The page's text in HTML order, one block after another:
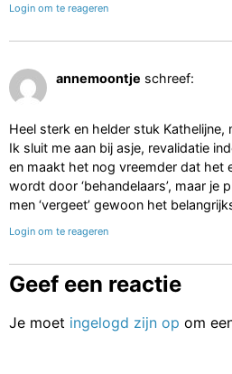
Login om te reageren
annemoontje schreef:
Heel sterk en helder stuk Kathelijne,
Ik sluit me aan bij asje, revalidatie
en maakt het nog vreemder dat het
wordt door ‘behandelaars’, maar je
men ‘vergeet’ gewoon het
Login om te reageren
Geef een reactie
Je moet ingelogd zijn op om